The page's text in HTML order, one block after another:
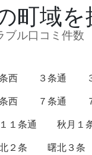
町域を
ブル口コミ件数
西 ３条通
西 ７条通
１１条通 秋月１
２条 曙北３条